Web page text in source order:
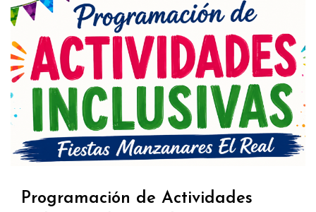
Programación de Actividades